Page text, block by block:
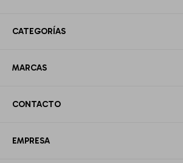
CATEGORÍAS
MARCAS
CONTACTO
EMPRESA